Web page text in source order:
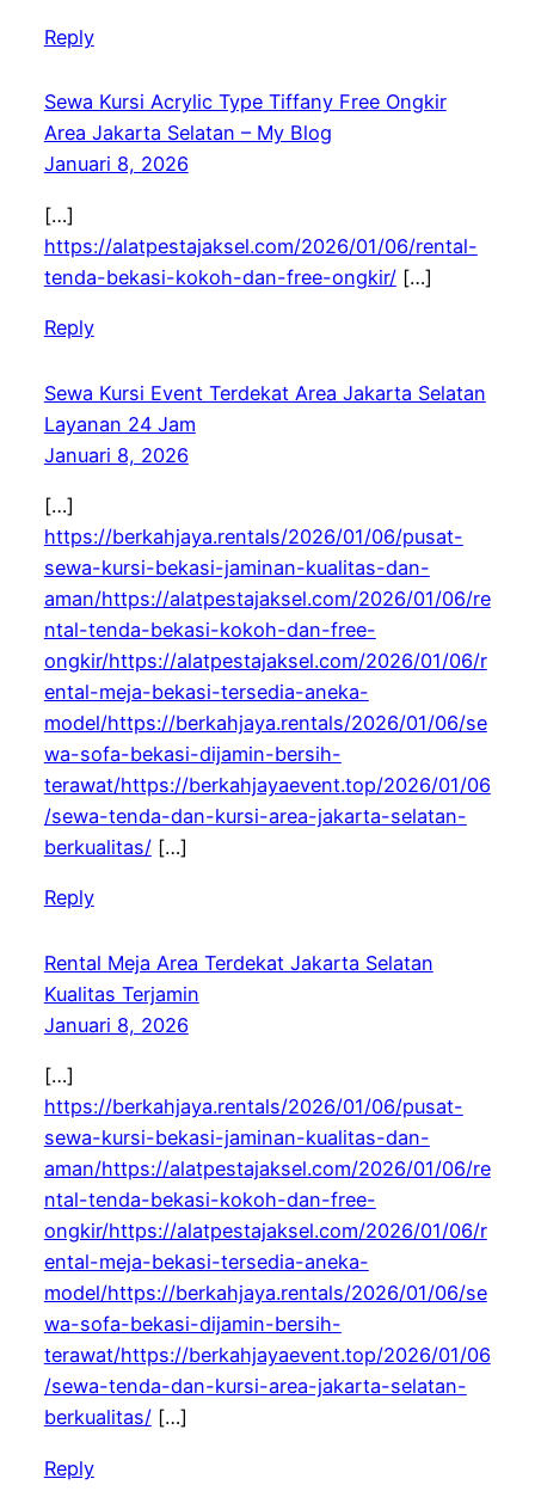
Reply
Sewa Kursi Acrylic Type Tiffany Free Ongkir
Area Jakarta Selatan – My Blog
Januari 8, 2026
[…]
https://alatpestajaksel.com/2026/01/06/rental-
tenda-bekasi-kokoh-dan-free-ongkir/[…]
Reply
Sewa Kursi Event Terdekat Area Jakarta Selatan
Layanan 24 Jam
Januari 8, 2026
[…]
https://berkahjaya.rentals/2026/01/06/pusat-
sewa-kursi-bekasi-jaminan-kualitas-dan-
aman/https://alatpestajaksel.com/2026/01/06/re
ntal-tenda-bekasi-kokoh-dan-free-
ongkir/https://alatpestajaksel.com/2026/01/06/r
ental-meja-bekasi-tersedia-aneka-
model/https://berkahjaya.rentals/2026/01/06/se
wa-sofa-bekasi-dijamin-bersih-
terawat/https://berkahjayaevent.top/2026/01/06
/sewa-tenda-dan-kursi-area-jakarta-selatan-
berkualitas/[…]
Reply
Rental Meja Area Terdekat Jakarta Selatan
Kualitas Terjamin
Januari 8, 2026
[…]
https://berkahjaya.rentals/2026/01/06/pusat-
sewa-kursi-bekasi-jaminan-kualitas-dan-
aman/https://alatpestajaksel.com/2026/01/06/re
ntal-tenda-bekasi-kokoh-dan-free-
ongkir/https://alatpestajaksel.com/2026/01/06/r
ental-meja-bekasi-tersedia-aneka-
model/https://berkahjaya.rentals/2026/01/06/se
wa-sofa-bekasi-dijamin-bersih-
terawat/https://berkahjayaevent.top/2026/01/06
/sewa-tenda-dan-kursi-area-jakarta-selatan-
berkualitas/[…]
Reply